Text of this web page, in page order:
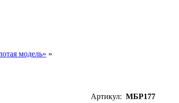
модель» »
Артикул: МБР177